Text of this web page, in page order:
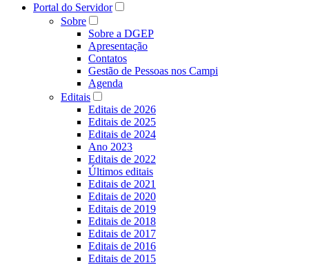
Portal do Servidor
Sobre
Sobre a DGEP
Apresentação
Contatos
Gestão de Pessoas nos Campi
Agenda
Editais
Editais de 2026
Editais de 2025
Editais de 2024
Ano 2023
Editais de 2022
Últimos editais
Editais de 2021
Editais de 2020
Editais de 2019
Editais de 2018
Editais de 2017
Editais de 2016
Editais de 2015